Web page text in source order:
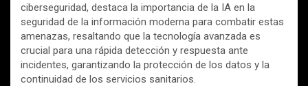
ciberseguridad, destaca la importancia de la IA en la
seguridad de la información moderna para combatir estas
amenazas, resaltando que la tecnología avanzada es
crucial para una rápida detección y respuesta ante
incidentes, garantizando la protección de los datos y la
continuidad de los servicios sanitarios.